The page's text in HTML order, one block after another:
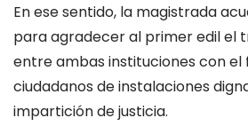
En ese sentido, la magistrada
para agradecer al primer edil el
entre ambas instituciones con el
ciudadanos de instalaciones
impartición de justicia.